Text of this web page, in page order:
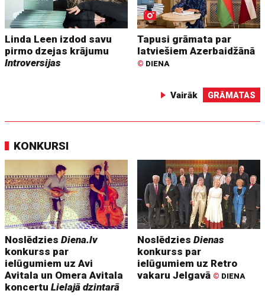
Linda Leen izdod savu
pirmo dzejas krājumu
Introversijas
Tapusi grāmata par
latviešiem Azerbaidžānā
© DIENA
Vairāk GRĀMATAS
KONKURSI
NoslēdziesDiena.lv
konkurss par
ielūgumiem uz Avi
Avitala un Omera Avitala
koncertuLielajā dzintarā
NoslēdziesDienas
konkurss par
ielūgumiem uz Retro
vakaru Jelgavā © DIENA